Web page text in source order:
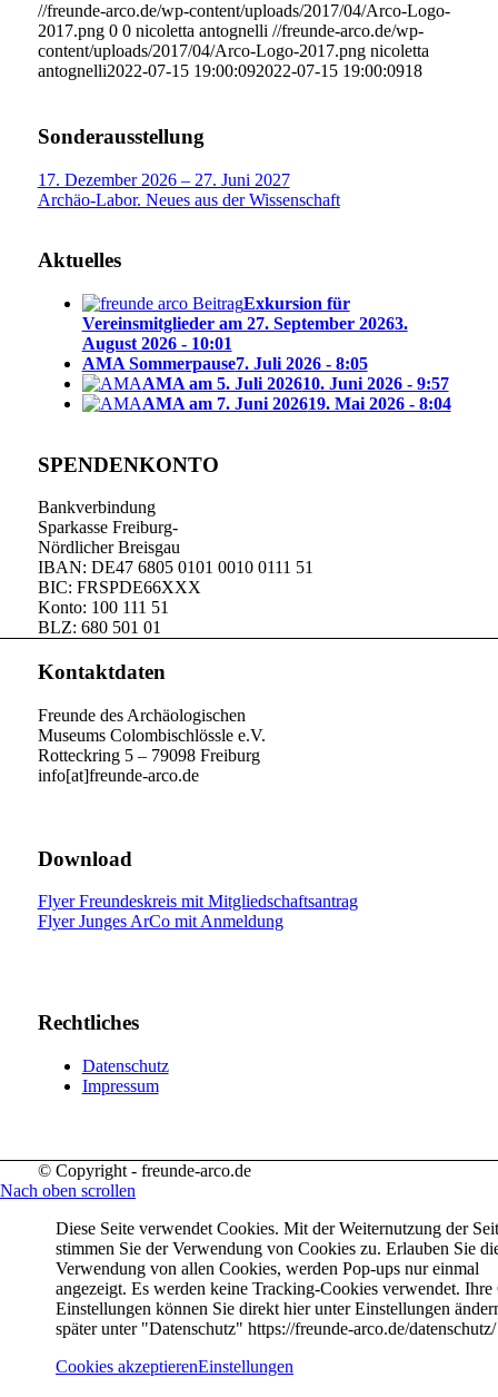
//freunde-arco.de/wp-content/uploads/2017/04/Arco-Logo-
2017.png 0 0 nicoletta antognelli //freunde-arco.de/wp-
content/uploads/2017/04/Arco-Logo-2017.png nicoletta
antognelli2022-07-15 19:00:092022-07-15 19:00:0918
Sonderausstellung
17. Dezember 2026 – 27. Juni 2027
Archäo-Labor. Neues aus der Wissenschaft
Aktuelles
Exkursion für
Vereinsmitglieder am 27. September 20263.
August 2026 - 10:01
AMA Sommerpause7. Juli 2026 - 8:05
AMA am 5. Juli 202610. Juni 2026 - 9:57
AMA am 7. Juni 202619. Mai 2026 - 8:04
SPENDENKONTO
Bankverbindung
Sparkasse Freiburg-
Nördlicher Breisgau
IBAN: DE47 6805 0101 0010 0111 51
BIC: FRSPDE66XXX
Konto: 100 111 51
BLZ: 680 501 01
Kontaktdaten
Freunde des Archäologischen
Museums Colombischlössle e.V.
Rotteckring 5 – 79098 Freiburg
info[at]freunde-arco.de
Download
Flyer Freundeskreis mit Mitgliedschaftsantrag
Flyer Junges ArCo mit Anmeldung
Rechtliches
Datenschutz
Impressum
© Copyright - freunde-arco.de
Nach oben scrollen
Diese Seite verwendet Cookies. Mit der Weiternutzung der
stimmen Sie der Verwendung von Cookies zu. Erlauben Sie
Verwendung von allen Cookies, werden Pop-ups nur einmal
angezeigt. Es werden keine Tracking-Cookies verwendet.
Einstellungen können Sie direkt hier unter Einstellungen
später unter "Datenschutz" https://freunde-arco.de/datenschutz/
Cookies akzeptierenEinstellungen